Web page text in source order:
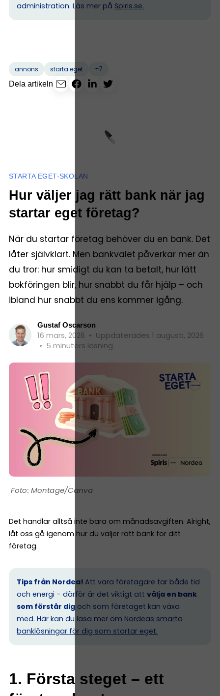
administration. Läs mer på Spiris.se.
annons starta eget
+7
Dela artikeln
STARTA EGET-SKOLAN
Hur väljer jag rätt bank när jag
startar eget företag?
När du startar företag behöver du en bank. Det
låter självklart. Men bankvalet påverkar mer än
du tror: hur smidigt du kan ta betalt, hur lätt
bokföringen blir, hur snabbt du får hjälp – och
ibland hur snabbt du ens kommer igång.
Gustaf Oscarson
16 mars, 2026 • Uppdaterades 1 augusti, 2026
• 5 minuters läsning
Montage/Canva
Det handlar alltså inte bara om månadsavgiften. Alright,
låt oss gå igenom hur du väljer rätt bank för ditt
företag.
Tips från Nordea! Att vara företagare tar både tid
och energi – därför är det viktigt att välja en bank
som förstår dig och som företaget kan växa
med. Här kan du läsa mer om Nordeas smarta
banklösningar för dig som startar eget.
1. Första steget – ett